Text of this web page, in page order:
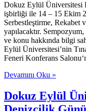
Dokuz Eylül Üniversitesi
işbirliği ile 14 – 15 Ekim
Serbestleştirme, Rekabet
yapılacaktır.
ve konu hakkında bilgi
Eylül Üniversitesi’nin
Feneri Konferans
Devamını Oku »
Dokuz Eylül